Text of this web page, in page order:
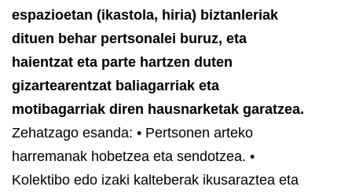
espazioetan (ikastola, hiria) biztanleriak
dituen behar pertsonalei buruz, eta
haientzat eta parte hartzen duten
gizartearentzat baliagarriak eta
motibagarriak diren hausnarketak garatzea.
Zehatzago esanda: • Pertsonen arteko
harremanak hobetzea eta sendotzea. •
Kolektibo edo izaki kalteberak ikusaraztea eta